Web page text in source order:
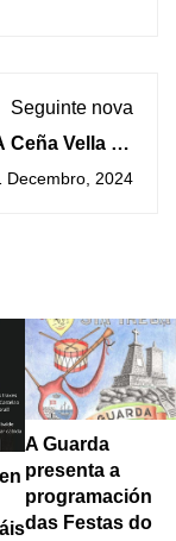
Seguinte nova
Ceña Vella na
conta con
Decembro, 2024
A Guarda
presenta a
programación
das Festas do